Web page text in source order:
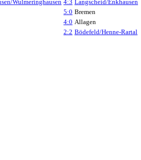
Wulmeringhausen 4:3 Langscheid/Enkhausen
5:0 Bremen
4:0 Allagen
2:2 Bödefeld/Henne-Rartal